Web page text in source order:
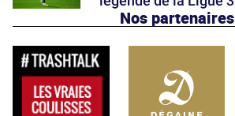
Nos partenaires